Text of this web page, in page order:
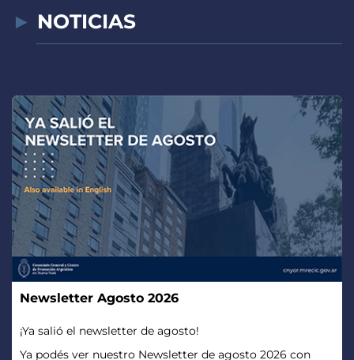
NOTICIAS
Newsletter Agosto 2026
¡Ya salió el newsletter de agosto!
Ya podés ver nuestro Newsletter de agosto 2026 con